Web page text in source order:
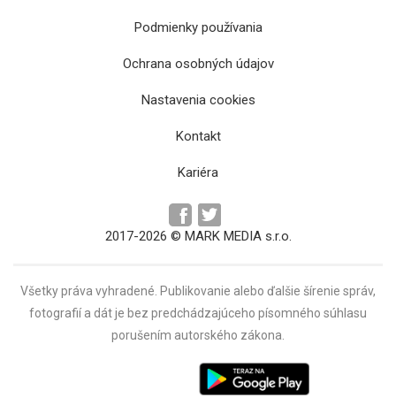
Odborníci upozorňujú počas sviatkov hlavne
na správnu mieru
prehnaného obdarúvania detí
Podmienky používania
Ochrana osobných údajov
Nastavenia cookies
Kontakt
Kariéra
2017-2026 © MARK MEDIA s.r.o.
Všetky práva vyhradené. Publikovanie alebo ďalšie šírenie správ,
fotografií a dát je bez predchádzajúceho písomného súhlasu
porušením autorského zákona.